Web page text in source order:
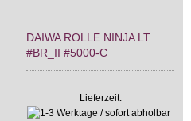
DAIWA ROLLE NINJA LT
#BR_II #5000-C
Lieferzeit: